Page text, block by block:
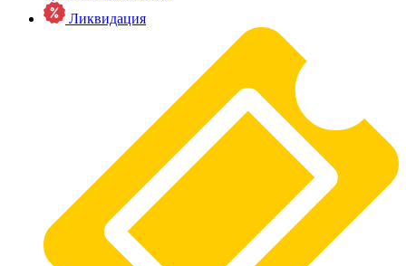
Ликвидация